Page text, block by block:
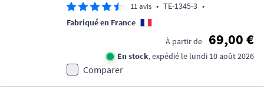
11 avis • TE-1345-3 •
Fabriqué en France
À partir de
69,00 €
En stock, expédié le lundi 10 août 2026
Comparer